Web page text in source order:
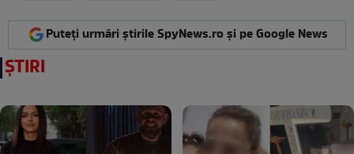
Puteți urmări știrile SpyNews.ro și pe Google News
ȘTIRI